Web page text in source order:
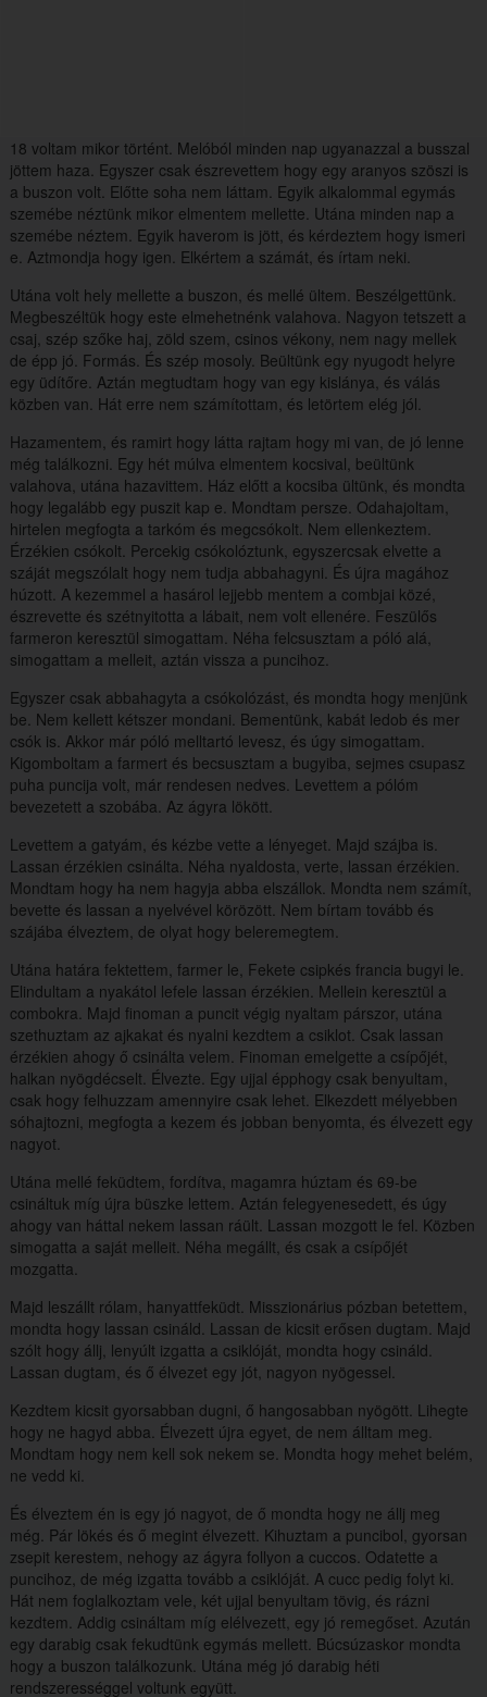
18 voltam mikor történt. Melóból minden nap ugyanazzal a busszal
jöttem haza. Egyszer csak észrevettem hogy egy aranyos szöszi is
a buszon volt. Előtte soha nem láttam. Egyik alkalommal egymás
szemébe néztünk mikor elmentem mellette. Utána minden nap a
szemébe néztem. Egyik haverom is jött, és kérdeztem hogy ismeri
e. Aztmondja hogy igen. Elkértem a számát, és írtam neki.
Utána volt hely mellette a buszon, és mellé ültem. Beszélgettünk.
Megbeszéltük hogy este elmehetnénk valahova. Nagyon tetszett a
csaj, szép szőke haj, zöld szem, csinos vékony, nem nagy mellek
de épp jó. Formás. És szép mosoly. Beültünk egy nyugodt helyre
egy üdítőre. Aztán megtudtam hogy van egy kislánya, és válás
közben van. Hát erre nem számítottam, és letörtem elég jól.
Hazamentem, és ramirt hogy látta rajtam hogy mi van, de jó lenne
még találkozni. Egy hét múlva elmentem kocsival, beültünk
valahova, utána hazavittem. Ház előtt a kocsiba ültünk, és mondta
hogy legalább egy puszit kap e. Mondtam persze. Odahajoltam,
hirtelen megfogta a tarkóm és megcsókolt. Nem ellenkeztem.
Érzékien csókolt. Percekig csókolóztunk, egyszercsak elvette a
száját megszólalt hogy nem tudja abbahagyni. És újra magához
húzott. A kezemmel a hasárol lejjebb mentem a combjai közé,
észrevette és szétnyitotta a lábait, nem volt ellenére. Feszülős
farmeron keresztül simogattam. Néha felcsusztam a póló alá,
simogattam a melleit, aztán vissza a puncihoz.
Egyszer csak abbahagyta a csókolózást, és mondta hogy menjünk
be. Nem kellett kétszer mondani. Bementünk, kabát ledob és mer
csók is. Akkor már póló melltartó levesz, és úgy simogattam.
Kigomboltam a farmert és becsusztam a bugyiba, sejmes csupasz
puha puncija volt, már rendesen nedves. Levettem a pólóm
bevezetett a szobába. Az ágyra lökött.
Levettem a gatyám, és kézbe vette a lényeget. Majd szájba is.
Lassan érzékien csinálta. Néha nyaldosta, verte, lassan érzékien.
Mondtam hogy ha nem hagyja abba elszállok. Mondta nem számít,
bevette és lassan a nyelvével körözött. Nem bírtam tovább és
szájába élveztem, de olyat hogy beleremegtem.
Utána határa fektettem, farmer le, Fekete csipkés francia bugyi le.
Elindultam a nyakátol lefele lassan érzékien. Mellein keresztül a
combokra. Majd finoman a puncit végig nyaltam párszor, utána
szethuztam az ajkakat és nyalni kezdtem a csiklot. Csak lassan
érzékien ahogy ő csinálta velem. Finoman emelgette a csípőjét,
halkan nyögdécselt. Élvezte. Egy ujjal épphogy csak benyultam,
csak hogy felhuzzam amennyire csak lehet. Elkezdett mélyebben
sóhajtozni, megfogta a kezem és jobban benyomta, és élvezett egy
nagyot.
Utána mellé feküdtem, fordítva, magamra húztam és 69-be
csináltuk míg újra büszke lettem. Aztán felegyenesedett, és úgy
ahogy van háttal nekem lassan ráült. Lassan mozgott le fel. Közben
simogatta a saját melleit. Néha megállt, és csak a csípőjét
mozgatta.
Majd leszállt rólam, hanyattfeküdt. Misszionárius pózban betettem,
mondta hogy lassan csináld. Lassan de kicsit erősen dugtam. Majd
szólt hogy állj, lenyúlt izgatta a csiklóját, mondta hogy csináld.
Lassan dugtam, és ő élvezet egy jót, nagyon nyögessel.
Kezdtem kicsit gyorsabban dugni, ő hangosabban nyögött. Lihegte
hogy ne hagyd abba. Élvezett újra egyet, de nem álltam meg.
Mondtam hogy nem kell sok nekem se. Mondta hogy mehet belém,
ne vedd ki.
És élveztem én is egy jó nagyot, de ő mondta hogy ne állj meg
még. Pár lökés és ő megint élvezett. Kihuztam a puncibol, gyorsan
zsepit kerestem, nehogy az ágyra follyon a cuccos. Odatette a
puncihoz, de még izgatta tovább a csiklóját. A cucc pedig folyt ki.
Hát nem foglalkoztam vele, két ujjal benyultam tövig, és rázni
kezdtem. Addig csináltam míg elélvezett, egy jó remegőset. Azután
egy darabig csak fekudtünk egymás mellett. Búcsúzaskor mondta
hogy a buszon találkozunk. Utána még jó darabig héti
rendszerességgel voltunk együtt.